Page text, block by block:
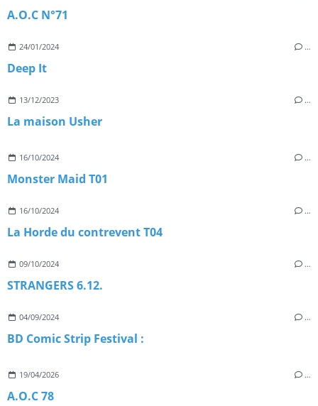
A.O.C N°71
24/01/2024 …
Deep It
13/12/2023 …
La maison Usher
16/10/2024 …
Monster Maid T01
16/10/2024 …
La Horde du contrevent T04
09/10/2024 …
STRANGERS 6.12.
04/09/2024 …
BD Comic Strip Festival :
19/04/2026 …
A.O.C 78